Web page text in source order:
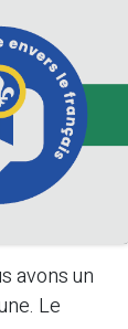
avons un
Le